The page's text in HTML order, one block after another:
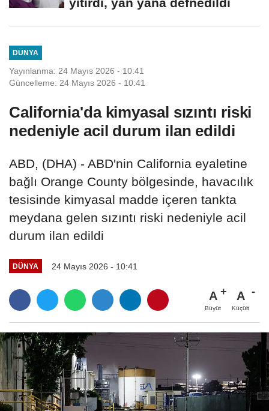
DÜNYA
Yayınlanma: 24 Mayıs 2026 - 10:41
Güncelleme: 24 Mayıs 2026 - 10:41
California'da kimyasal sızıntı riski
nedeniyle acil durum ilan edildi
ABD, (DHA) - ABD'nin California eyaletine
bağlı Orange County bölgesinde, havacılık
tesisinde kimyasal madde içeren tankta
meydana gelen sızıntı riski nedeniyle acil
durum ilan edildi
DÜNYA 24 Mayıs 2026 - 10:41
A
Büyüt
A
Küçült